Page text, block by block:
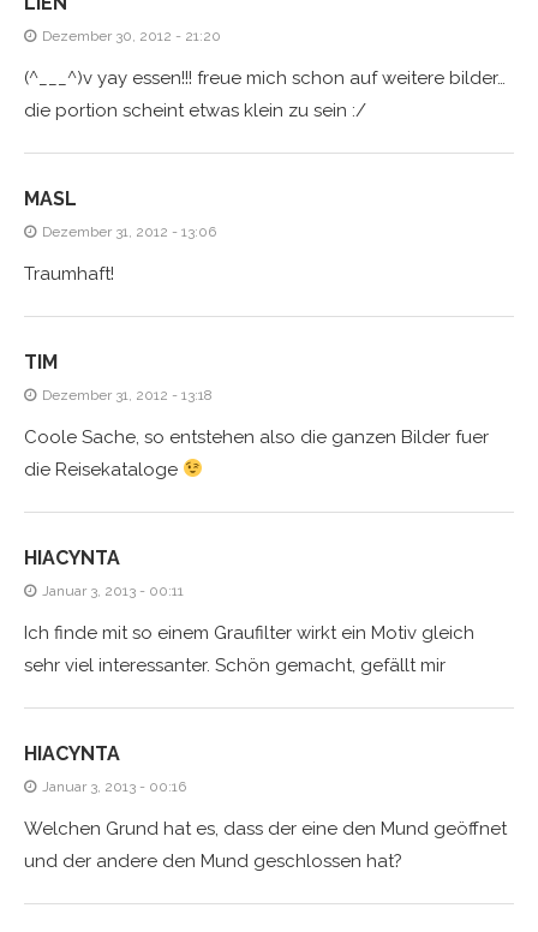
Dezember 30, 2012 - 21:20
(^___^)v yay essen!!! freue mich schon auf weitere bilder…
die portion scheint etwas klein zu sein :/
MASL
Dezember 31, 2012 - 13:06
Traumhaft!
TIM
Dezember 31, 2012 - 13:18
Coole Sache, so entstehen also die ganzen Bilder fuer
die Reisekataloge
HIACYNTA
Januar 3, 2013 - 00:11
Ich finde mit so einem Graufilter wirkt ein Motiv gleich
sehr viel interessanter. Schön gemacht, gefällt mir
HIACYNTA
Januar 3, 2013 - 00:16
Welchen Grund hat es, dass der eine den Mund geöffnet
und der andere den Mund geschlossen hat?